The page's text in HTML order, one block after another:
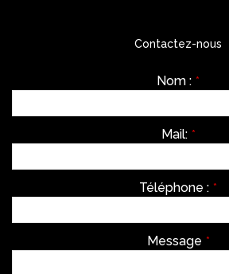
Contactez-nous
Nom : *
Mail: *
Téléphone : *
Message *